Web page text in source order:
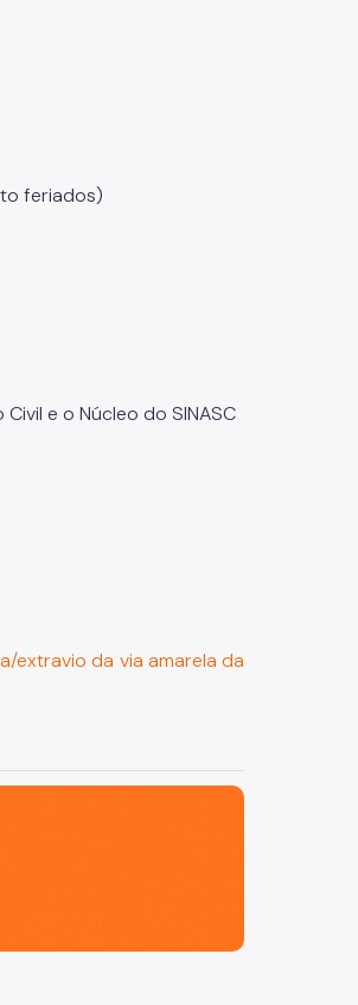
feriados)
e o Núcleo do SINASC
extravio da via amarela da